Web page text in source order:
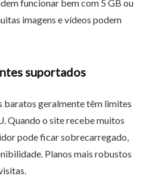
funcionar bem com 5 GB ou
imagens e vídeos podem
suportados
baratos geralmente têm limites
Quando o site recebe muitos
pode ficar sobrecarregado,
Planos mais robustos